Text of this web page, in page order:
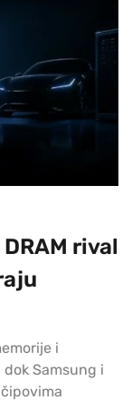
rival
i
Samsung i